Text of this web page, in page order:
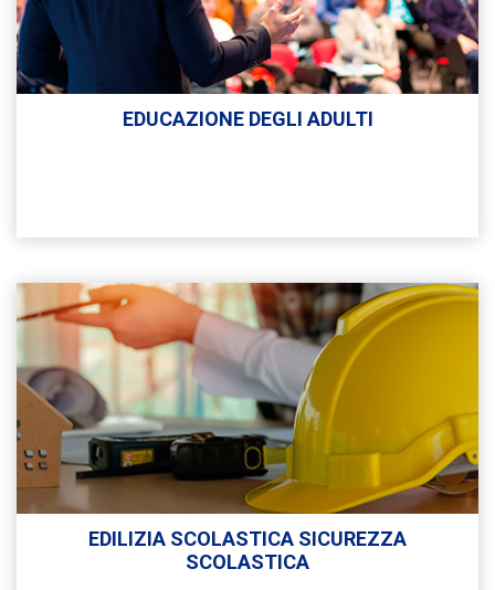
EDUCAZIONE DEGLI ADULTI
EDILIZIA SCOLASTICA SICUREZZA
SCOLASTICA